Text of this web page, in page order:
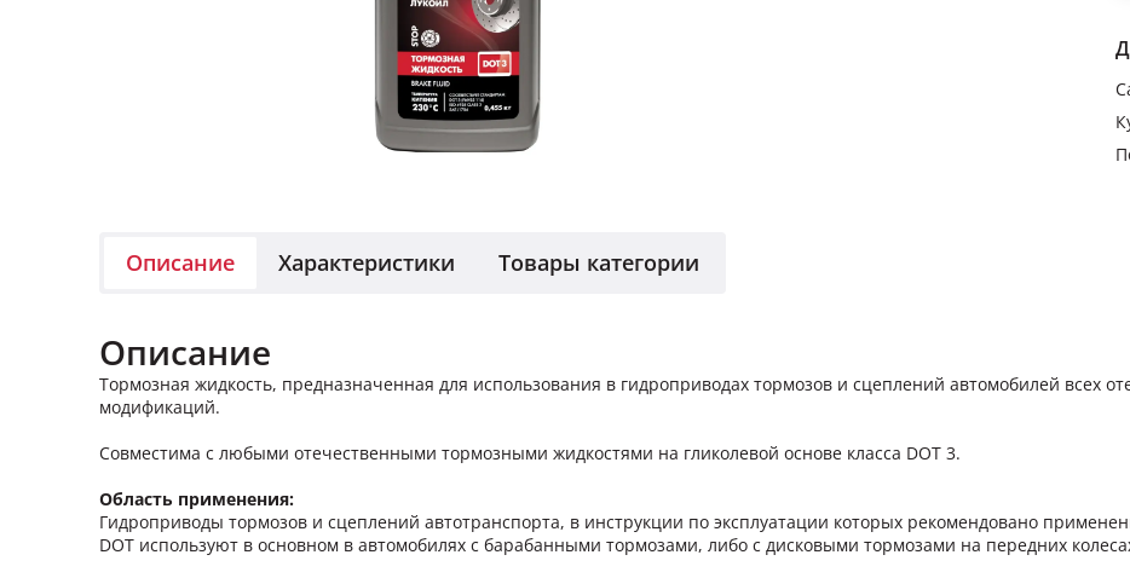
Описание Характеристики Товары категории
Описание
Тормозная жидкость, предназначенная для использования в гидроприводах тормозов и сцеплений автомобилей всех
модификаций.
Совместима с любыми отечественными тормозными жидкостями на гликолевой основе класса DOT 3.
Область применения:
Гидроприводы тормозов и сцеплений автотранспорта, в инструкции по эксплуатации которых рекомендовано
DOT используют в основном в автомобилях с барабанными тормозами, либо с дисковыми тормозами на передних